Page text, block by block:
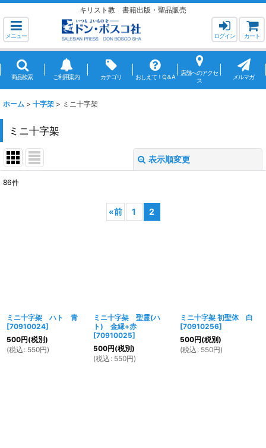
キリスト教 書籍出版・聖品販売
メニュー ログイン カート
商品検索 ご利用案内 カテゴリ おしえて！Q＆A
店舗へのアクセ
ス
メルマガ
ホーム > 十字架 > ミニ十字架
ミニ十字架
表示順変更
86件
«前 1 2
ミニ十字架 ハト 青
[70910024]
500円(税別)
(税込 : 550円)
ミニ十字架 聖霊(ハ
ト) 金縁+赤
[70910025]
500円(税別)
(税込 : 550円)
ミニ十字架 初聖体 白
[70910256]
500円(税別)
(税込 : 550円)